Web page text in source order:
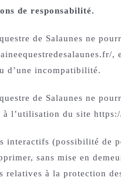
de responsabilité.
de Salaunes ne
d’une incompatibilité.
de Salaunes ne
à l’utilisation du site
interactifs (possibilité de
sans mise en
relatives à la protection